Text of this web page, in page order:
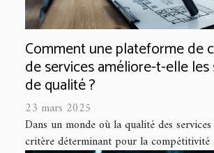
Comment une plateforme de
de services améliore-t-elle
de qualité ?
23 mars 2025
Dans un monde où la qualité des
critère déterminant pour la compétitivité